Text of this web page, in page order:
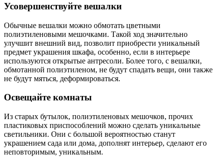
Усовершенствуйте вешалки
Обычные вешалки можно обмотать цветными
полиэтиленовыми мешочками. Такой ход значительно
улучшит внешний вид, позволит приобрести уникальный
предмет украшения шкафа, особенно, если в интерьере
используются открытые антресоли. Более того, с вешалки,
обмотанной полиэтиленом, не будут спадать вещи, они также
не будут мяться, деформироваться.
Освещайте комнаты
Из старых бутылок, полиэтиленовых мешочков, прочих
пластиковых приспособлений можно сделать уникальные
светильники. Они с большой вероятностью станут
украшением сада или дома, дополнят интерьер, сделают его
неповторимым, уникальным.